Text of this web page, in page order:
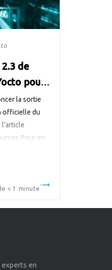
de
pour
la sortie
officielle du
Pour en
Parcourez
< 1 minute
experts en